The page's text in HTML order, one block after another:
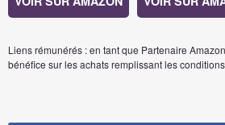
Liens rémunérés : en tant que Partenaire
bénéfice sur les achats remplissant les